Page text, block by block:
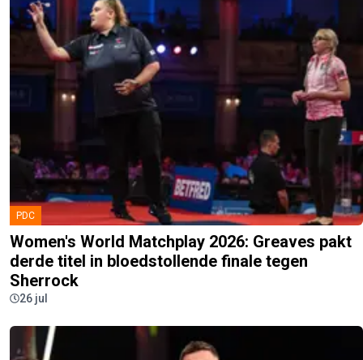
PDC
Women's World Matchplay 2026: Greaves pakt
derde titel in bloedstollende finale tegen
Sherrock
26 jul